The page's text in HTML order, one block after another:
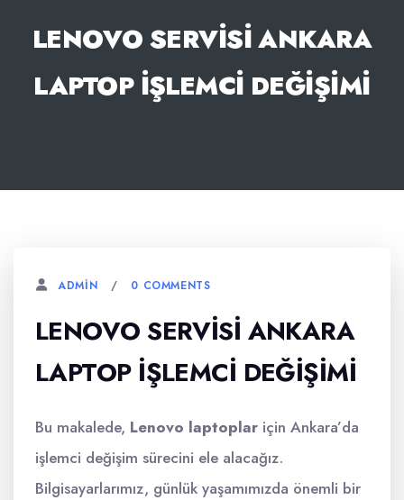
LENOVO SERVISI ANKARA
LAPTOP İŞLEMCI DEĞIŞIMI
ADMIN 0 COMMENTS
LENOVO SERVISI ANKARA
LAPTOP İŞLEMCI DEĞIŞIMI
Bu makalede, Lenovo laptoplar için Ankara’da
işlemci değişim sürecini ele alacağız.
Bilgisayarlarımız, günlük yaşamımızda önemli bir